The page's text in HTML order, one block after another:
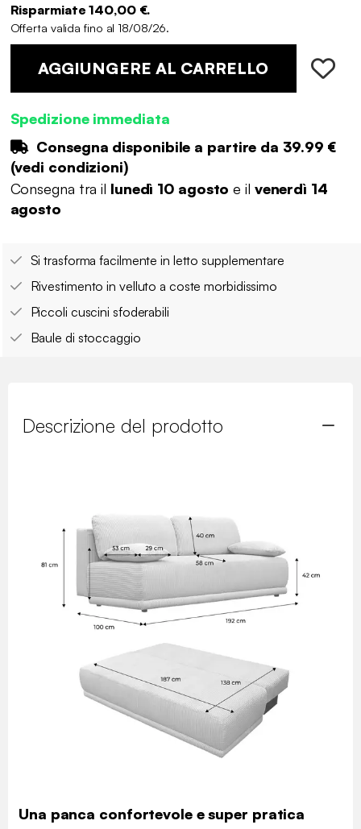
Risparmiate 140,00 €.
Offerta valida fino al 18/08/26.
AGGIUNGERE AL CARRELLO
Spedizione immediata
Consegna disponibile a partire da 39.99 €
(vedi condizioni)
Consegna tra il lunedì 10 agosto e il venerdì 14
agosto
Si trasforma facilmente in letto supplementare
Rivestimento in velluto a coste morbidissimo
Piccoli cuscini sfoderabili
Baule di stoccaggio
Descrizione del prodotto
Una panca confortevole e super pratica